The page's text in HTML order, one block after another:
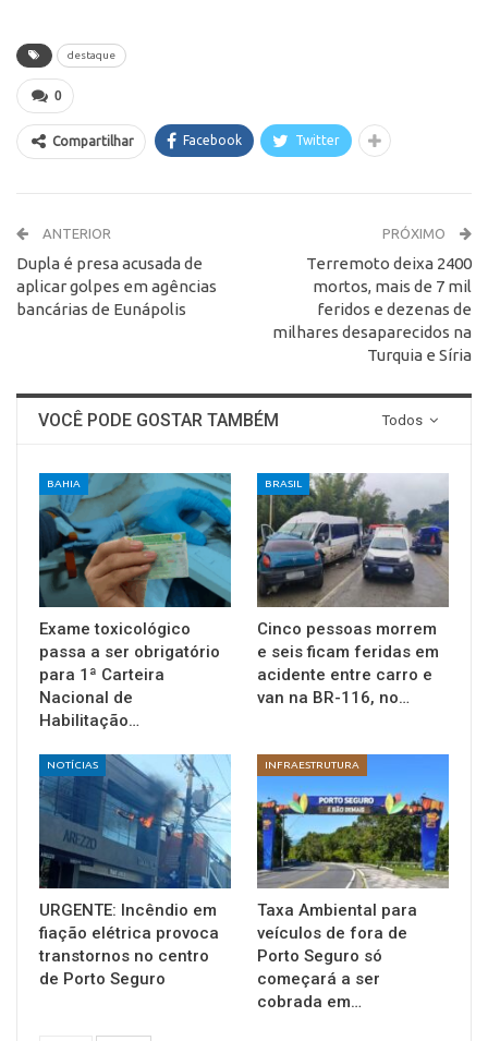
destaque
0
Compartilhar Facebook Twitter
ANTERIOR
Dupla é presa acusada de
aplicar golpes em agências
bancárias de Eunápolis
PRÓXIMO
Terremoto deixa 2400
mortos, mais de 7 mil
feridos e dezenas de
milhares desaparecidos na
Turquia e Síria
Todos
VOCÊ PODE GOSTAR TAMBÉM
BAHIA
Exame toxicológico
passa a ser obrigatório
para 1ª Carteira
Nacional de
Habilitação…
BRASIL
Cinco pessoas morrem
e seis ficam feridas em
acidente entre carro e
van na BR-116, no…
NOTÍCIAS
URGENTE: Incêndio em
fiação elétrica provoca
transtornos no centro
de Porto Seguro
INFRAESTRUTURA
Taxa Ambiental para
veículos de fora de
Porto Seguro só
começará a ser
cobrada em…